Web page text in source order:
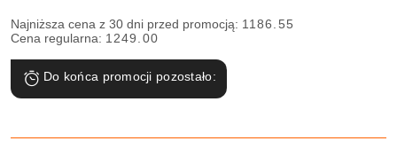
Najniższa cena z 30 dni przed promocją: 1186.55
Cena regularna: 1249.00
Do końca promocji pozostało: